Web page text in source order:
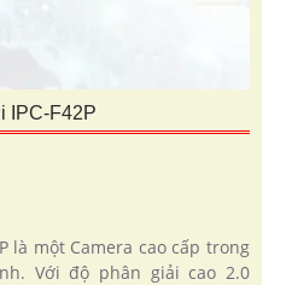
IPC-F42P
là một Camera cao cấp trong
Với độ phân giải cao 2.0